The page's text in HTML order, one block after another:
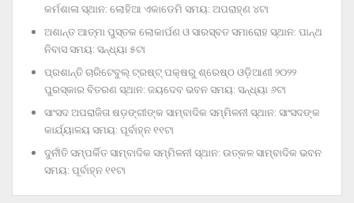
କର୍ମଶାଳା ସ୍ଥାନ: ଲୋହିଆ ଏକାଡେମି ସମୟ: ଅପରାହ୍‌ଣ ୪ଟା
ଅଶାନ୍ତ ଆତ୍ମା ପୁସ୍ତକ ଲୋକାର୍ପଣ ଓ ସାରସ୍ବତ ସମାରୋହ ସ୍ଥାନ: ପାନ୍ଥ
ନିବାସ ସମୟ: ସନ୍ଧ୍ୟା ୫ଟା
ପ୍ରଶାନ୍ତି ଚାରିଟେବୁଲ୍‌ ଟ୍ରଷ୍ଟ୍‌ ପକ୍ଷରୁ ଶ୍ରେଷ୍ଠ ଓଡ଼ିଆଣୀ ୨୦୨୨
ପୁରସ୍କାର ବିତରଣ ସ୍ଥାନ: ଜୟଦେବ ଭବନ ସମୟ: ସନ୍ଧ୍ୟା ୬ଟା
ସାଂସଦ ଅପରାଜିତା ଷଡ଼ଙ୍ଗୀଙ୍କ ସାମ୍ବାଦିକ ସମ୍ମିଳନୀ ସ୍ଥାନ: ସାଂସଦଙ୍କ
କାର୍ଯ୍ୟାଳୟ ସମୟ: ପୂର୍ବାହ୍ନ ୧୧ଟା
ଦୁର୍ନୀତି ସମ୍ପର୍କିତ ସାମ୍ବାଦିକ ସମ୍ମିଳନୀ ସ୍ଥାନ: ଉତ୍କଳ ସାମ୍ବାଦିକ ଭବନ
ସମୟ: ପୂର୍ବାହ୍ନ ୧୧ଟା